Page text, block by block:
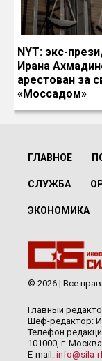
NYT: экс-
Ирана
арестован за
«Моссадом»
ГЛАВНОЕ
СЛУЖБА
ЭКОНОМИКА
© 2026 | Все
Главный
Шеф-редактор:
Телефон
101000, г.
E-mail: info@sila-